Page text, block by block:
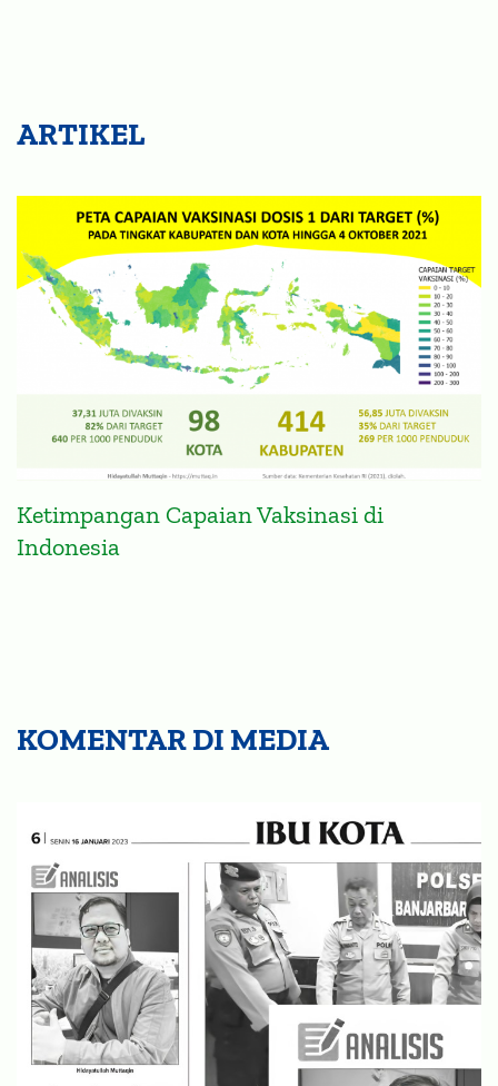
ARTIKEL
Ketimpangan Capaian Vaksinasi di
Indonesia
KOMENTAR DI MEDIA